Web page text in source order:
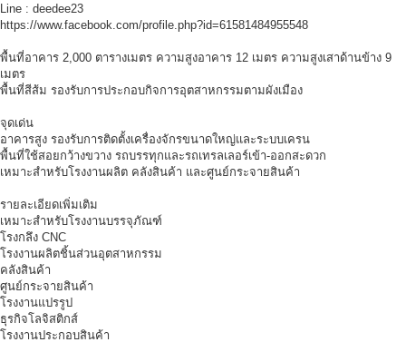
Line : deedee23
https://www.facebook.com/profile.php?id=61581484955548
พื้นที่อาคาร 2,000 ตารางเมตร ความสูงอาคาร 12 เมตร ความสูงเสาด้านข้าง 9
เมตร
พื้นที่สีส้ม รองรับการประกอบกิจการอุตสาหกรรมตามผังเมือง
จุดเด่น
อาคารสูง รองรับการติดตั้งเครื่องจักรขนาดใหญ่และระบบเครน
พื้นที่ใช้สอยกว้างขวาง รถบรรทุกและรถเทรลเลอร์เข้า-ออกสะดวก
เหมาะสำหรับโรงงานผลิต คลังสินค้า และศูนย์กระจายสินค้า
รายละเอียดเพิ่มเติม
เหมาะสำหรับโรงงานบรรจุภัณฑ์
โรงกลึง CNC
โรงงานผลิตชิ้นส่วนอุตสาหกรรม
คลังสินค้า
ศูนย์กระจายสินค้า
โรงงานแปรรูป
ธุรกิจโลจิสติกส์
โรงงานประกอบสินค้า